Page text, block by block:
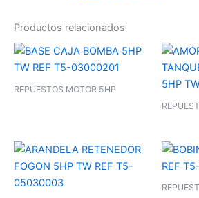
Productos relacionados
REPUESTOS MOTOR 5HP